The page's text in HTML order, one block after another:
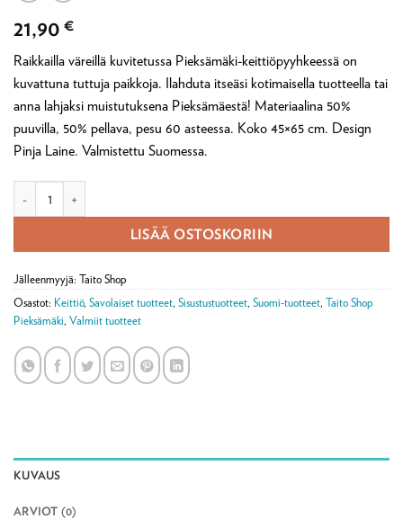
21,90 €
Raikkailla väreillä kuvitetussa Pieksämäki-keittiöpyyhkeessä on
kuvattuna tuttuja paikkoja. Ilahduta itseäsi kotimaisella tuotteella tai
anna lahjaksi muistutuksena Pieksämäestä! Materiaalina 50%
puuvilla, 50% pellava, pesu 60 asteessa. Koko 45×65 cm. Design
Pinja Laine. Valmistettu Suomessa.
LISÄÄ OSTOSKORIIN
Jälleenmyyjä: Taito Shop
Osastot: Keittiö, Savolaiset tuotteet, Sisustustuotteet, Suomi-tuotteet, Taito Shop
Pieksämäki, Valmiit tuotteet
KUVAUS
ARVIOT (0)